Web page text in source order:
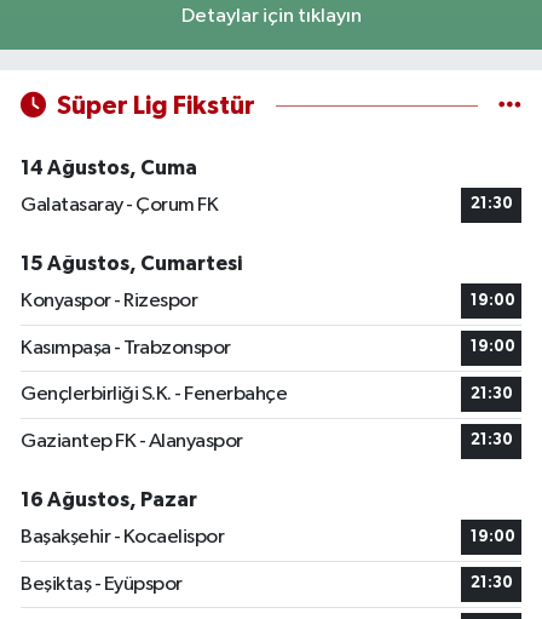
Detaylar için tıklayın
Süper Lig Fikstür
14 Ağustos, Cuma
Galatasaray - Çorum FK
21:30
15 Ağustos, Cumartesi
Konyaspor - Rizespor
19:00
Kasımpaşa - Trabzonspor 19:00
Gençlerbirliği S.K. - Fenerbahçe 21:30
Gaziantep FK - Alanyaspor 21:30
16 Ağustos, Pazar
Başakşehir - Kocaelispor
19:00
Beşiktaş - Eyüpspor 21:30